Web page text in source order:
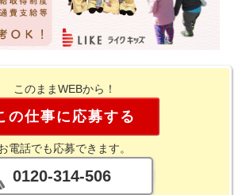
このままWEBから！
の仕事に応募する
電話でも応募できます。
0120-314-506